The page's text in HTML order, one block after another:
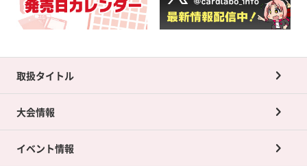
取扱タイトル
大会情報
イベント情報